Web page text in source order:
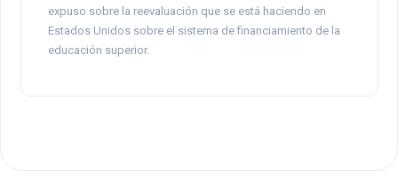
expuso sobre la reevaluación que se está haciendo en
Estados Unidos sobre el sistema de financiamiento de la
educación superior.